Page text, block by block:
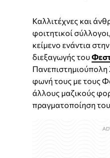
Καλλιτέχνες και
φοιτητικοί
κείμενο ενάντια
διεξαγωγής του
φωνή τους με τους
άλλους μαζικούς
πραγματοποίηση του